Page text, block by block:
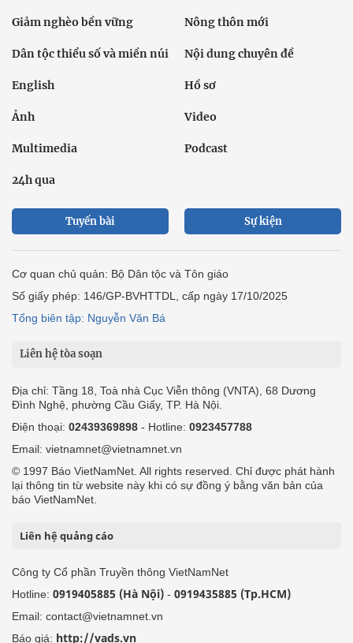
Giảm nghèo bền vững Nông thôn mới
Dân tộc thiểu số và miền núi Nội dung chuyên đề
English Hồ sơ
Ảnh Video
Multimedia Podcast
24h qua
Tuyến bài Sự kiện
Cơ quan chủ quản: Bộ Dân tộc và Tôn giáo
Số giấy phép: 146/GP-BVHTTDL, cấp ngày 17/10/2025
Tổng biên tập: Nguyễn Văn Bá
Liên hệ tòa soạn
Địa chỉ: Tầng 18, Toà nhà Cục Viễn thông (VNTA), 68 Dương
Đình Nghệ, phường Cầu Giấy, TP. Hà Nội.
Điện thoại: 02439369898 - Hotline: 0923457788
Email: vietnamnet@vietnamnet.vn
© 1997 Báo VietNamNet. All rights reserved. Chỉ được phát hành
lại thông tin từ website này khi có sự đồng ý bằng văn bản của
báo VietNamNet.
Liên hệ quảng cáo
Công ty Cổ phần Truyền thông VietNamNet
Hotline: 0919405885 (Hà Nội) - 0919435885 (Tp.HCM)
Email: contact@vietnamnet.vn
Báo giá: http://vads.vn